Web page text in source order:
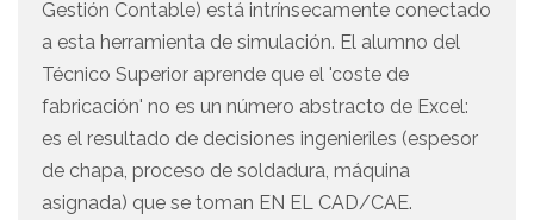
Gestión Contable) está intrínsecamente conectado
a esta herramienta de simulación. El alumno del
Técnico Superior aprende que el 'coste de
fabricación' no es un número abstracto de Excel:
es el resultado de decisiones ingenieriles (espesor
de chapa, proceso de soldadura, máquina
asignada) que se toman EN EL CAD/CAE.